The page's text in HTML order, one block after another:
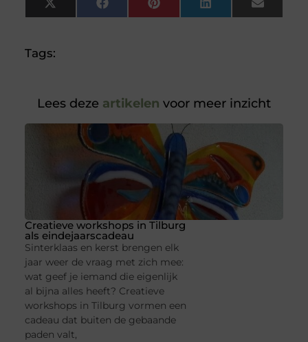
X
(Twitter)
FacebookPinterestLinkedInEmail
Tags:
Lees deze artikelen voor meer inzicht
Creatieve workshops in Tilburg
als eindejaarscadeau
Sinterklaas en kerst brengen elk
jaar weer de vraag met zich mee:
wat geef je iemand die eigenlijk
al bijna alles heeft? Creatieve
workshops in Tilburg vormen een
cadeau dat buiten de gebaande
paden valt,